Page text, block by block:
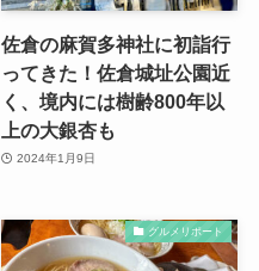
佐倉の麻賀多神社に初詣行
ってきた！佐倉城址公園近
く、境内には樹齢800年以
上の大銀杏も
2024年1月9日
グルメリポート